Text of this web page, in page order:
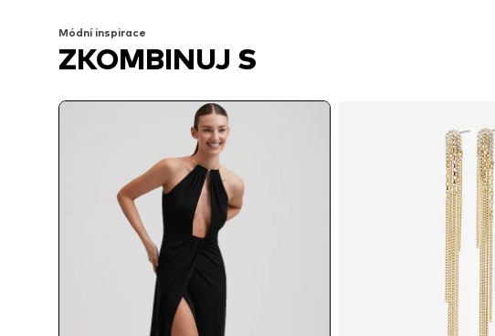
Módní inspirace
ZKOMBINUJ S